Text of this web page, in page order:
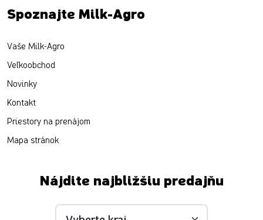
Spoznajte Milk-Agro
Vaše Milk-Agro
Veľkoobchod
Novinky
Kontakt
Priestory na prenájom
Mapa stránok
Nájdite najbližšiu predajňu